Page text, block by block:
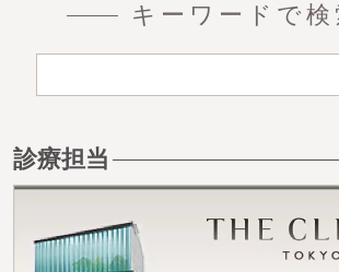
キーワードで検
診療担当